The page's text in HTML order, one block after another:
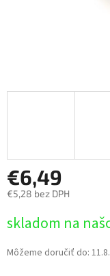
€6,49
€5,28 bez DPH
cena:
skladom na
Môžeme doručiť do: